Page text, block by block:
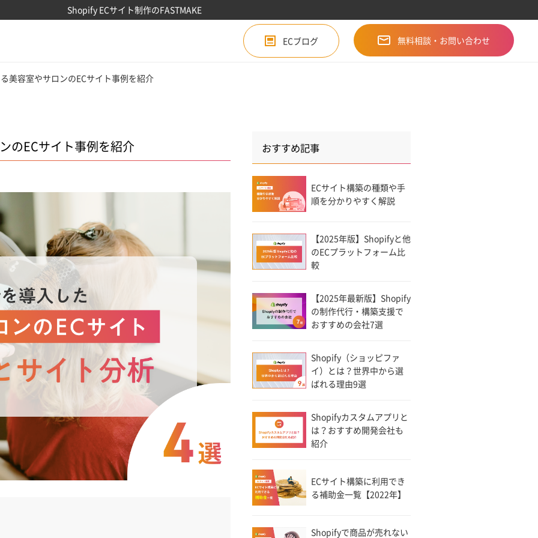
Shopify ECサイト制作のFASTMAKE
ECブログ 無料相談・お問い合わせ
美容室やサロンのECサイト事例を紹介
のECサイト事例を紹介 おすすめ記事
ECサイト構築の種類や手
順を分かりやすく解説
【2025年版】Shopifyと他
のECプラットフォーム比
較
【2025年最新版】Shopify
の制作代行・構築支援で
おすすめの会社7選
Shopify（ショッピファ
イ）とは？世界中から選
ばれる理由9選
Shopifyカスタムアプリと
は？おすすめ開発会社も
紹介
ECサイト構築に利用でき
る補助金一覧【2022年】
Shopifyで商品が売れない